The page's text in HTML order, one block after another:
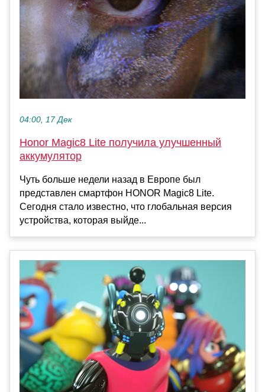
04:00, 17 Дек
Honor Magic8 Lite получила улучшенный
аккумулятор
Чуть больше недели назад в Европе был
представлен смартфон HONOR Magic8 Lite.
Сегодня стало известно, что глобальная версия
устройства, которая выйде...